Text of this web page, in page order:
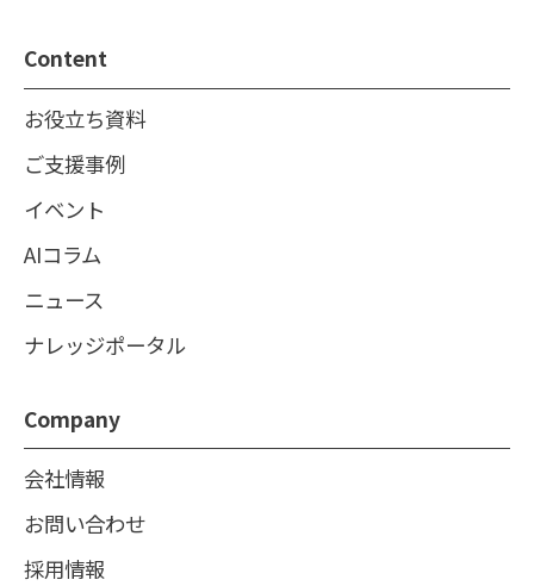
Content
お役立ち資料
ご支援事例
イベント
AIコラム
ニュース
ナレッジポータル
Company
会社情報
お問い合わせ
採用情報